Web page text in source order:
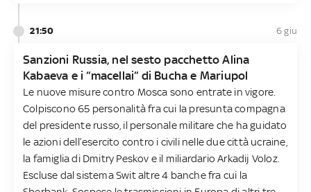
21:50 6 giu
Sanzioni Russia, nel sesto pacchetto Alina
Kabaeva e i “macellai” di Bucha e Mariupol
Le nuove misure contro Mosca sono entrate in vigore.
Colpiscono 65 personalità fra cui la presunta compagna
del presidente russo, il personale militare che ha guidato
le azioni dell’esercito contro i civili nelle due città ucraine,
la famiglia di Dmitry Peskov e il miliardario Arkadij Voloz.
Escluse dal sistema Swit altre 4 banche fra cui la